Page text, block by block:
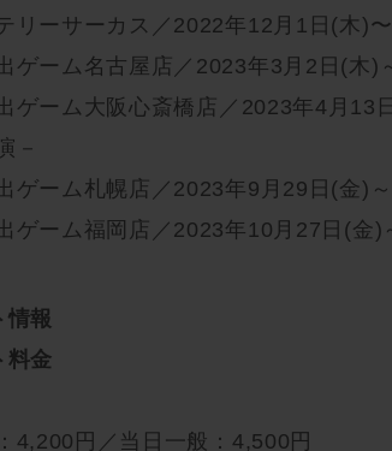
リーサーカス／2022年12月1日(木)
ゲーム名古屋店／2023年3月2日(木)
ゲーム大阪心斎橋店／2023年4月13
－
ゲーム札幌店／2023年9月29日(金)
ゲーム福岡店／2023年10月27日(金)
情報
料金
4,200円／当日一般：4,500円